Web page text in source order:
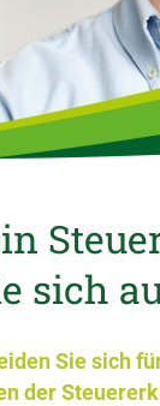
sich
Sie sich
der